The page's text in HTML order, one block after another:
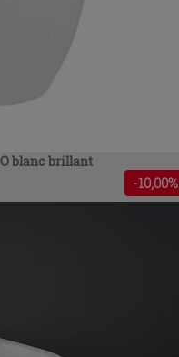
blanc brillant
-10,00%